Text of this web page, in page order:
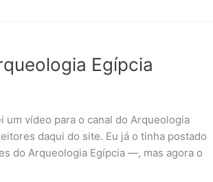
Egípcia
um vídeo para o canal do Arqueologia
daqui do site. Eu já o tinha postado
do Arqueologia Egípcia —, mas agora o